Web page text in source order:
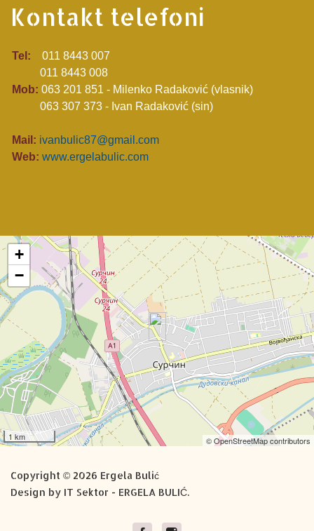
Kontakt telefoni
Tel:
011 8443 007
011 8443 008
Mob: 063 201 851 - Milenko Radaković (vlasnik)
063 307 373 - Ivan Radaković (sin)
Mail: ivanbulic87@gmail.com
Web: www.ergelabulic.com
+
−
1 km © OpenStreetMap contributors
Copyright © 2026 Ergela Bulić
Design by IT Sektor - ERGELA BULIĆ.